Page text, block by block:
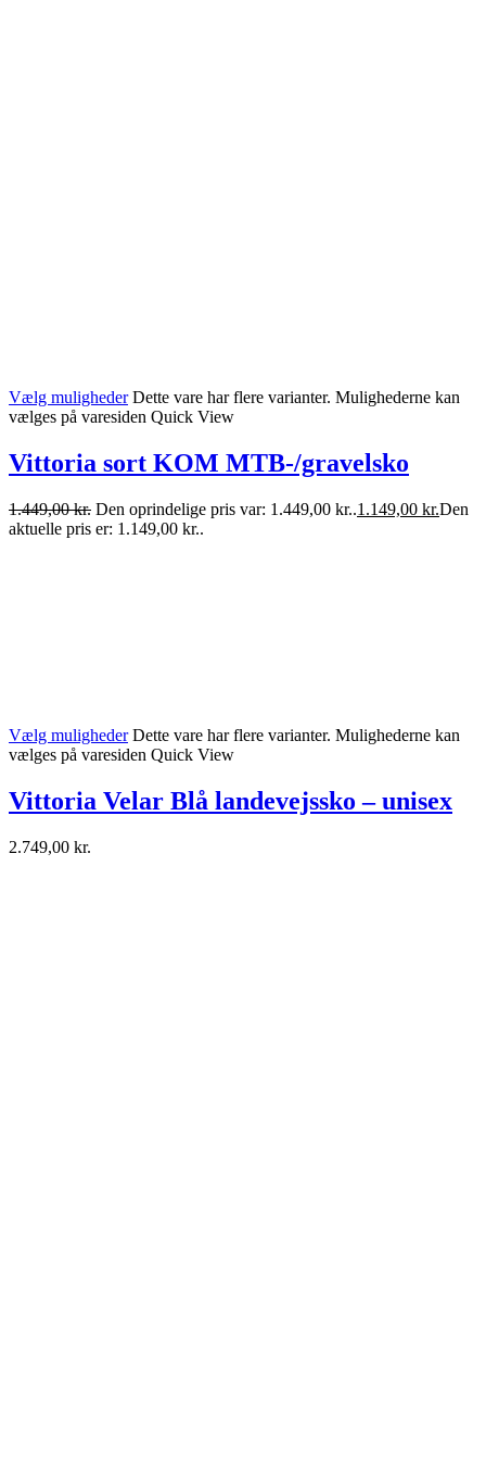
Vælg muligheder Dette vare har flere varianter. Mulighederne kan
vælges på varesiden Quick View
Vittoria sort KOM MTB-/gravelsko
1.449,00kr. Den oprindelige pris var: 1.449,00 kr..1.149,00 kr.Den
aktuelle pris er: 1.149,00 kr..
Vælg muligheder Dette vare har flere varianter. Mulighederne kan
vælges på varesiden Quick View
Vittoria Velar Blå landevejssko – unisex
2.749,00 kr.